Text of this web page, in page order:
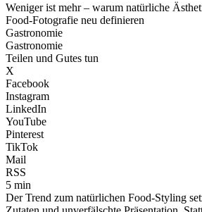
Weniger ist mehr – warum natürliche
Food-Fotografie neu definieren
Gastronomie
Gastronomie
Teilen und Gutes tun
X
Facebook
Instagram
LinkedIn
YouTube
Pinterest
TikTok
Mail
RSS
5 min
Der Trend zum natürlichen Food-Styling